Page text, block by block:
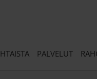
PALVELUT